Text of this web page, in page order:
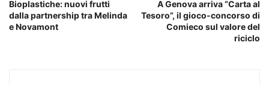
Bioplastiche: nuovi frutti
dalla partnership tra Melinda
e Novamont
A Genova arriva “Carta al
Tesoro”, il gioco-concorso di
Comieco sul valore del
riciclo